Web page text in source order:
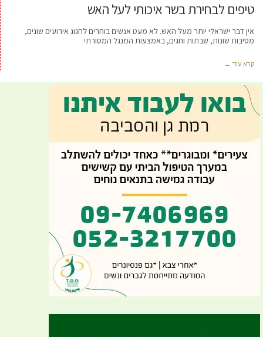
טיפים לבחירת בשר איכותי לעל האש
אין דבר ישראלי יותר מעל האש. לא מעט אנשים בוחרים לחגוג אירועים שונים,
מסיבות שונות, שבתות וחגים, באמצעות המנגל המסורתי
קרא עוד ←